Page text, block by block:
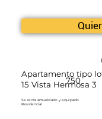
Apartamento tipo
15 Vista Hermosa 3
Se renta amueblado y equipado
750
Residencial